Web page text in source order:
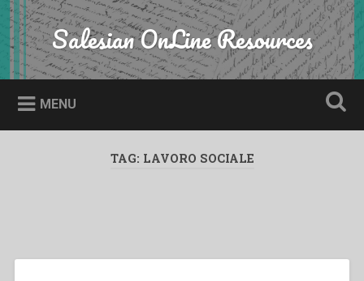
Skip
to
content
Search Salesian OnLine Resources
MENU
TAG: LAVORO SOCIALE